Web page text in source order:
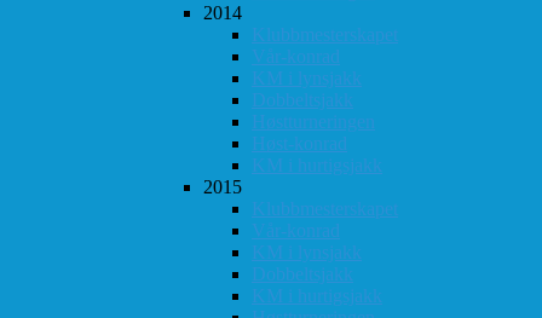
2014
Klubbmesterskapet
Vår-konrad
KM i lynsjakk
Dobbeltsjakk
Høstturneringen
Høst-konrad
KM i hurtigsjakk
2015
Klubbmesterskapet
Vår-konrad
KM i lynsjakk
Dobbeltsjakk
KM i hurtigsjakk